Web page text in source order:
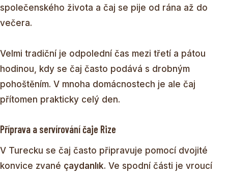
společenského života a čaj se pije od rána až do
večera.
Velmi tradiční je odpolední čas mezi třetí a pátou
hodinou, kdy se čaj často podává s drobným
pohoštěním. V mnoha domácnostech je ale čaj
přítomen prakticky celý den.
Příprava a servírování čaje Rize
V Turecku se čaj často připravuje pomocí dvojité
konvice zvané çaydanlık. Ve spodní části je vroucí